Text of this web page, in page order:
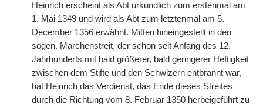
Heinrich erscheint als Abt urkundlich zum erstenmal am
1. Mai 1349 und wird als Abt zum letztenmal am 5.
December 1356 erwähnt. Mitten hineingestellt in den
sogen. Marchenstreit, der schon seit Anfang des 12.
Jahrhunderts mit bald größerer, bald geringerer Heftigkeit
zwischen dem Stifte und den Schwizern entbrannt war,
hat Heinrich das Verdienst, das Ende dieses Streites
durch die Richtung vom 8. Februar 1350 herbeigeführt zu